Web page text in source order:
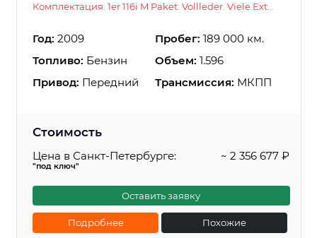
Комплектация: 1er 116i M Paket. Vollleder. Viele Ext...
Год: 2009 Пробег: 189 000 км.
Топливо: Бензин Объем: 1.596
Привод: Передний Трансмиссия: МКПП
Стоимость
Цена в Санкт-Петербурге:
"под ключ"
~ 2 356 677 ₽
Оставить заявку
Подробнее Похожие